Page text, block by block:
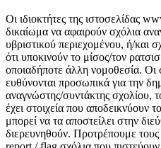
Οι ιδιοκτήτες της ιστοσελίδας
δικαίωμα να αφαιρούν σχόλια
υβριστικού περιεχομένου, ή/και
ότι υποκινούν το μίσος/τον
οποιαδήποτε άλλη νομοθεσία.
ευθύνονται προσωπικά για την
αναγνώστης/συντάκτης σχολίου,
έχει στοιχεία που αποδεικνύουν
μπορεί να τα αποστείλει στην
διερευνηθούν. Προτρέπουμε